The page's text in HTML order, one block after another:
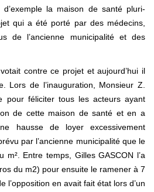
la maison de santé pluri-
qui a été porté par des médecins,
de l’ancienne municipalité et des
contre ce projet et aujourd’hui il
Lors de l’inauguration, Monsieur Z.
pour féliciter tous les acteurs ayant
de cette maison de santé et en a
hausse de loyer excessivement
par l’ancienne municipalité que le
Entre temps, Gilles GASCON l’a
du m2) pour ensuite le ramener à 7
l’opposition en avait fait état lors d’un